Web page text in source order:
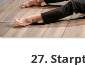
27.